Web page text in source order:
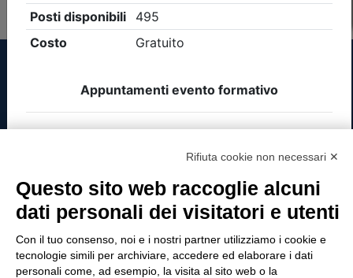
Tinexta Visura SpA
Società con Socio Unico
Società soggetta alla direzione e coordinamento
P.IVA 05338771008 REA n. 877679
Rifiuta cookie non necessari ✕
Questo sito web raccoglie alcuni
dati personali dei visitatori e utenti
Con il tuo consenso, noi e i nostri partner utilizziamo i cookie e
tecnologie simili per archiviare, accedere ed elaborare i dati
personali come, ad esempio, la visita al sito web o la